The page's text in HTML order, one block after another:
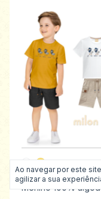
Ao navegar por este site
agilizar a sua
Conjunto Verão
Menino 100%